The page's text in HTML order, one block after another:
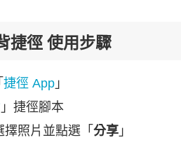
捷徑 使用步驟
捷徑 App 」
」捷徑腳本
照片並點選「 分享 」